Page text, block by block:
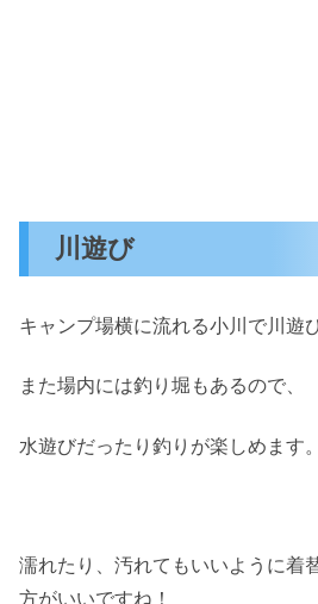
川遊び
キャンプ場横に流れる小川で川遊
また場内には釣り堀もあるので、
水遊びだったり釣りが楽しめます。
濡れたり、汚れてもいいように着
方がいいですね！